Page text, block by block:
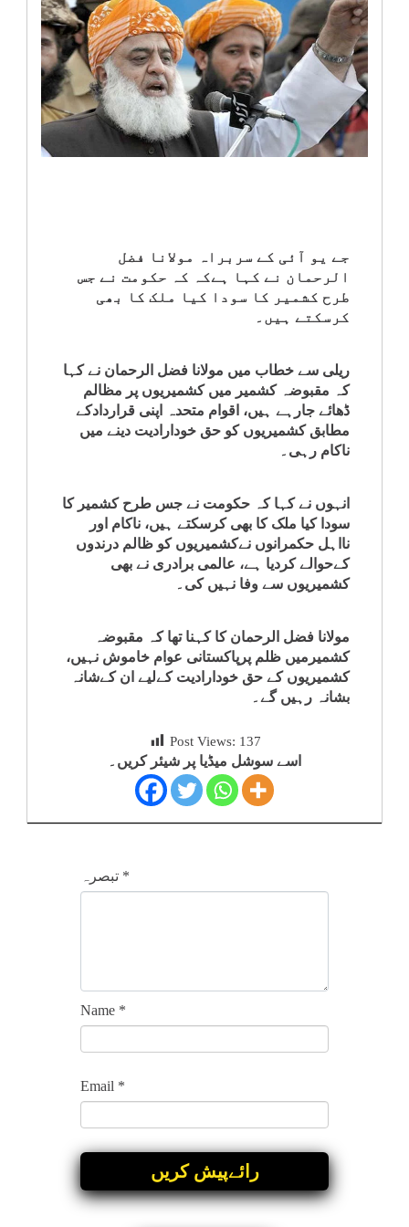
انٹرٹینمنٹ
صحت
قومی
خبریں
ویڈیوز
قومی
کلام
جے یو آئی کے سربراہ مولانا فضل
الرحمان نے کہا ہےکہ کہ حکومت نے جس
طرح کشمیر کا سودا کیا ملک کا بھی
کرسکتے ہیں۔
ریلی سے خطاب میں مولانا فضل الرحمان نے کہا
کہ مقبوضہ کشمیر میں کشمیریوں پر مظالم
ڈھائے جارہے ہیں، اقوام متحدہ اپنی قراردادکے
مطابق کشمیریوں کو حق خودارادیت دینے میں
ناکام رہی۔
انہوں نے کہا کہ حکومت نے جس طرح کشمیر کا
سودا کیا ملک کا بھی کرسکتے ہیں، ناکام اور
نااہل حکمرانوں نےکشمیریوں کو ظالم درندوں
کےحوالے کردیا ہے، عالمی برادری نے بھی
کشمیریوں سے وفا نہیں کی۔
مولانا فضل الرحمان کا کہنا تھا کہ مقبوضہ
کشمیرمیں ظلم پرپاکستانی عوام خاموش نہیں،
کشمیریوں کے حق خودارادیت کےلیے ان کےشانہ
بشانہ رہیں گے۔
Post Views: 137
اسے سوشل میڈیا پر شیئر کریں۔
تبصرہ *
Name *
Email *